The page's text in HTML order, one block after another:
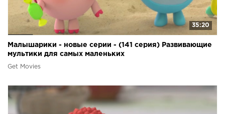
35:20
Малышарики - новые серии - (141 серия) Развивающие
мультики для самых маленьких
Get Movies